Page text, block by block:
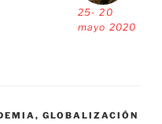
25- 20
mayo 2020
GLOBALIZACIÓN